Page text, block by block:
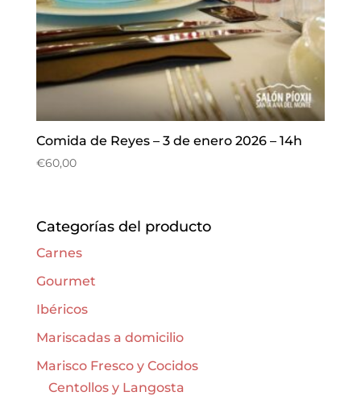
Comida de Reyes – 3 de enero 2026 – 14h
€60,00
Categorías del producto
Carnes
Gourmet
Ibéricos
Mariscadas a domicilio
Marisco Fresco y Cocidos
Centollos y Langosta